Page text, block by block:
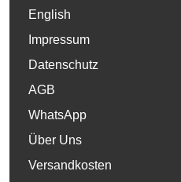
English
Impressum
Datenschutz
AGB
WhatsApp
Über Uns
Versandkosten